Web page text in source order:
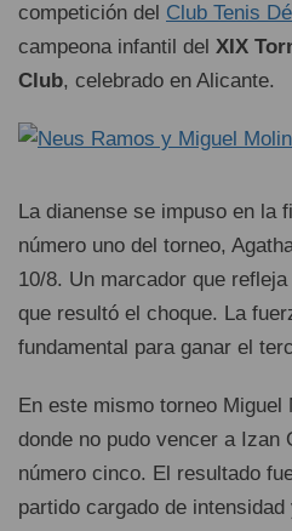
competición del Club Tenis
campeona infantil del XIX
Club, celebrado en Alicante.
La dianense se impuso en la
número uno del torneo,
10/8. Un marcador que
que resultó el choque. La
fundamental para ganar el
En este mismo torneo Miguel
donde no pudo vencer a Izan
número cinco. El resultado
partido cargado de